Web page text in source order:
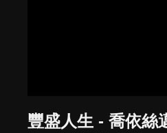
豐盛人生 - 喬依絲